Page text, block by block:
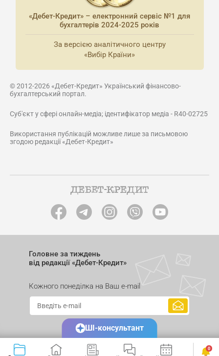
«Дебет-Кредит» – електронний сервіс №1 для
бухгалтерів 2024-2025 років
За версією аналітичного центру
«Вибір Країни»
© 2012-2026 «Дебет-Кредит» Український фінансово-
бухгалтерський портал.
Суб'єкт у сфері онлайн-медіа; ідентифікатор медіа - R40-02725
Використання публікацій можливе лише за письмовою
згодою редакції «Дебет-Кредит»
Головне за тиждень
від редакції «Дебет-Кредит»
Кожного понеділка на Ваш e-mail
0
ШІ-консультант